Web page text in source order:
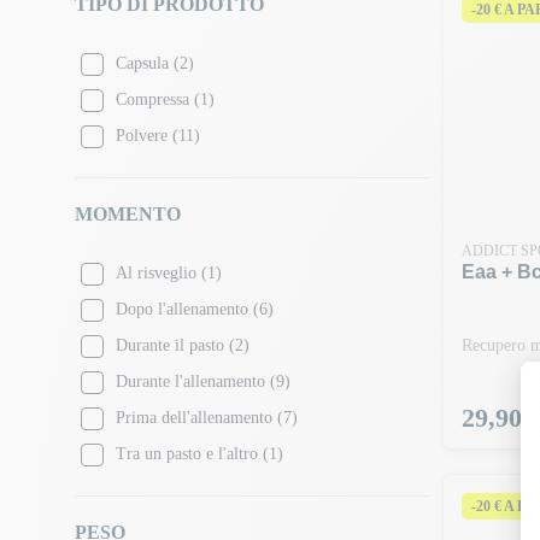
Mela
(2)
Uva blu
Lampone e limone
Fruit burst(1)
Raspberry Mojito(1)
Millions Cola(1)
Summer Fruits(1)
Millions Pineapple(1)
Fruit Salad(1)
TIPO DI PRODOTTO
Capsula (2)
Compressa (1)
Polvere (11)
MOMENTO
Al risveglio (1)
Dopo l'allenamento (6)
Durante il pasto (2)
Durante l'allenamento (9)
Prima dell'allenamento (7)
Tra un pasto e l'altro (1)
PESO
-20 € A
ADDICT
Eaa +
Recupero
Prezzo
29,90 €
-20 € A